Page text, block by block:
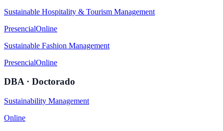
Sustainable Hospitality & Tourism Management
PresencialOnline
Sustainable Fashion Management
PresencialOnline
DBA · Doctorado
Sustainability Management
Online